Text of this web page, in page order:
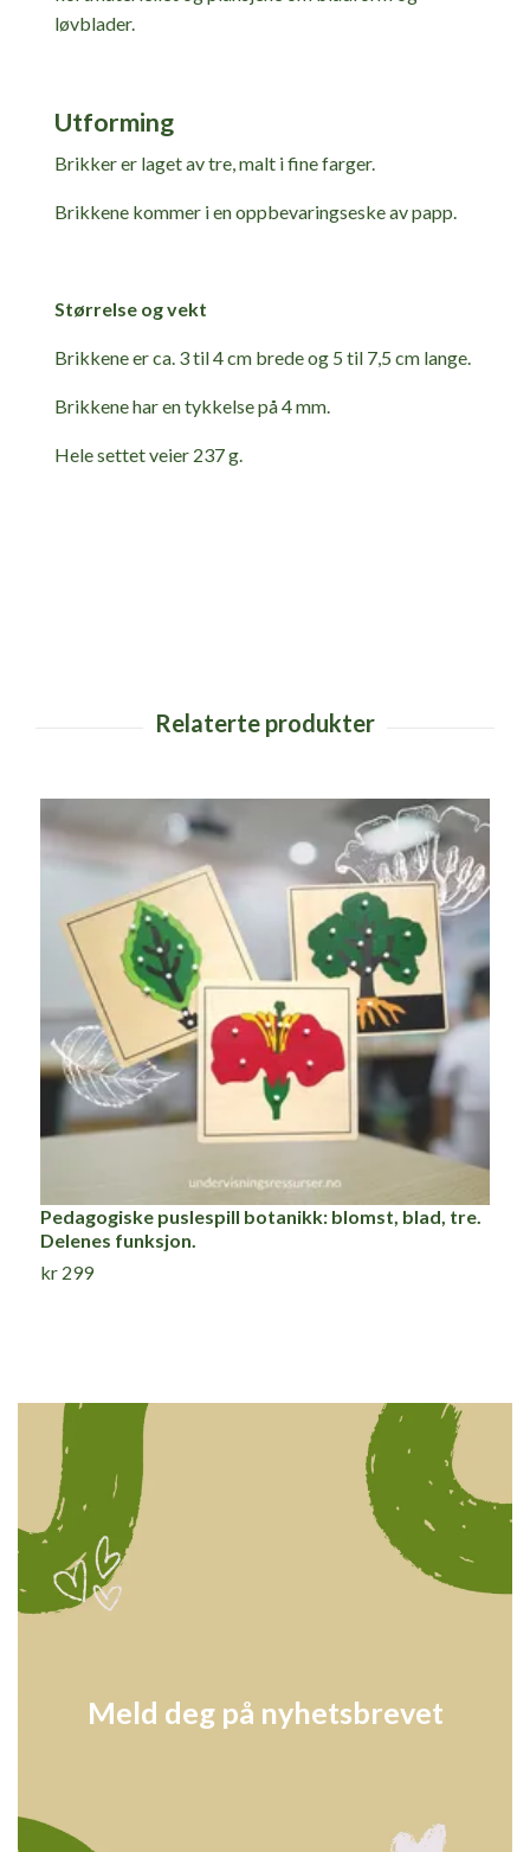
Meld deg på nyhetsbrevet
løvblader.
Utforming
Brikker er laget av tre, malt i fine farger.
Brikkene kommer i en oppbevaringseske av papp.
Størrelse og vekt
Brikkene er ca. 3 til 4 cm brede og 5 til 7,5 cm lange.
Brikkene har en tykkelse på 4 mm.
Hele settet veier 237 g.
Pedagogiske puslespill botanikk: blomst, blad, tre.
Delenes funksjon.
kr 299